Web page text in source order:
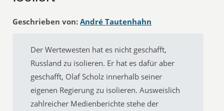
Geschrieben von: André Tautenhahn
Der Wertewesten hat es nicht geschafft,
Russland zu isolieren. Er hat es dafür aber
geschafft, Olaf Scholz innerhalb seiner
eigenen Regierung zu isolieren. Ausweislich
zahlreicher Medienberichte stehe der